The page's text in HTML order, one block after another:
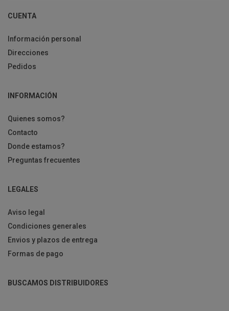
CUENTA
Información personal
Direcciones
Pedidos
INFORMACIÓN
Quienes somos?
Contacto
Donde estamos?
Preguntas frecuentes
LEGALES
Aviso legal
Condiciones generales
Envios y plazos de entrega
Formas de pago
BUSCAMOS DISTRIBUIDORES